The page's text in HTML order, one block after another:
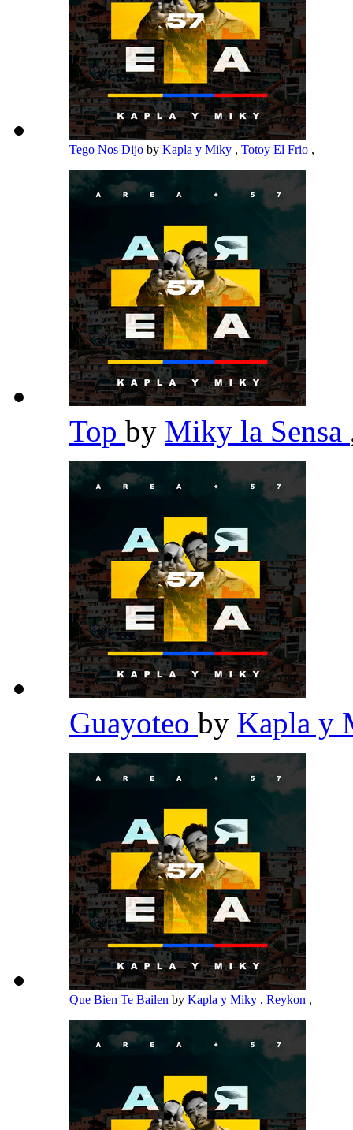
Tego Nos Dijo by Kapla y Miky , Totoy El Frio ,
Top by Miky la Sensa
Guayoteo by Kapla y
Que Bien Te Bailen by Kapla y Miky , Reykon ,